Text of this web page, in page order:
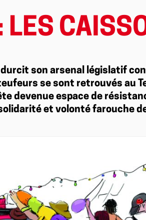
LES
son arsenal législatif
se sont retrouvés au
devenue espace de
et volonté farouche